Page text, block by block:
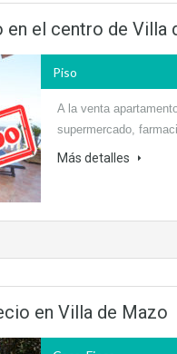
en el centro de Villa
Piso
A la venta
supermercado,
Más detalles
en Villa de Mazo